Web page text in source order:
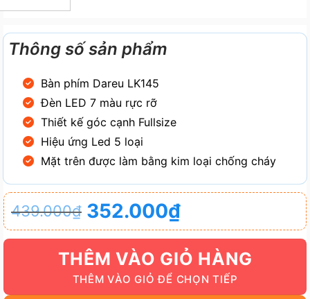
Thông số sản phẩm
Bàn phím Dareu LK145
Đèn LED 7 màu rực rỡ
Thiết kế góc cạnh Fullsize
Hiệu ứng Led 5 loại
Mặt trên được làm bằng kim loại chống cháy
439.000₫
Giá
gốc
439.000₫.
352.000₫
Giá
hiện
352.000₫.
THÊM VÀO GIỎ HÀNG